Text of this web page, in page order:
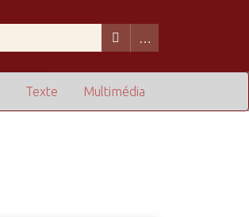
Multimédia
Texte